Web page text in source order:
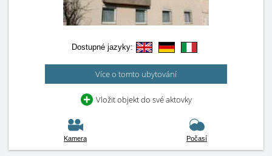
Dostupné jazyky:
Více o tomto ubytování
Vložit objekt do své aktovky
Kamera Počasí